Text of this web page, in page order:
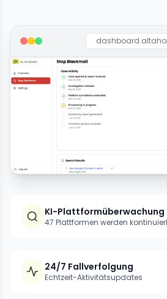
KI-Plattformüberwachung
47 Plattformen werden
24/7 Fallverfolgung
Echtzeit-Aktivitätsupdates